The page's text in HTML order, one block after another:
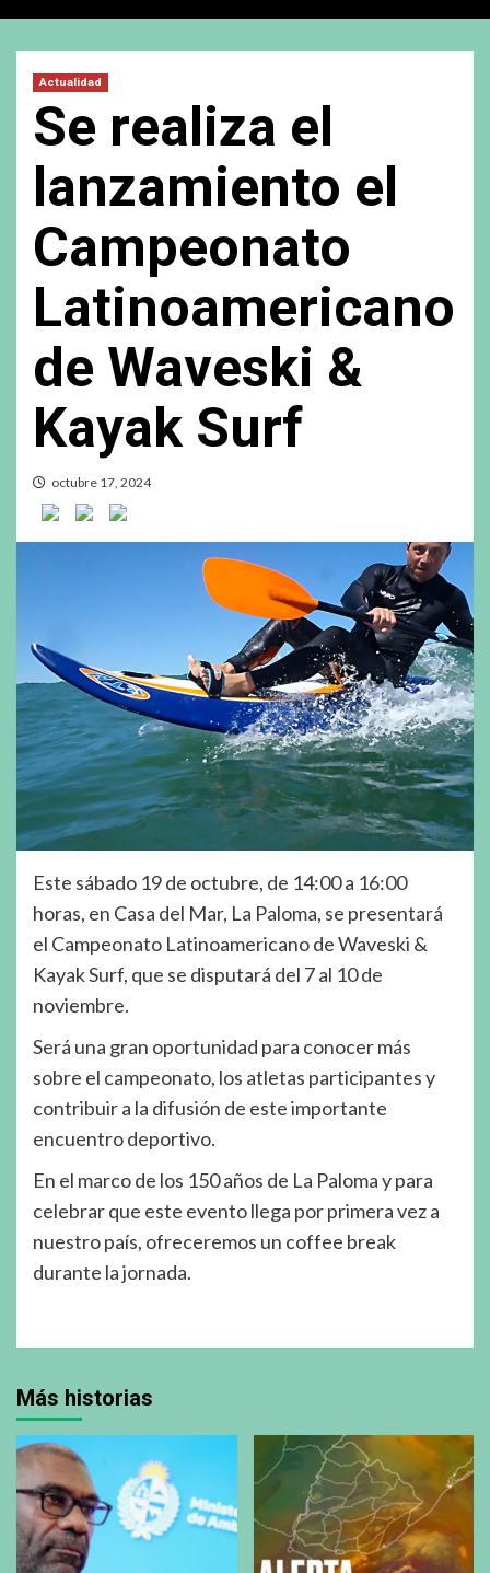
Actualidad
Se realiza el
lanzamiento el
Campeonato
Latinoamericano
de Waveski &
Kayak Surf
octubre 17, 2024
Este sábado 19 de octubre, de 14:00 a 16:00
horas, en Casa del Mar, La Paloma, se presentará
el Campeonato Latinoamericano de Waveski &
Kayak Surf, que se disputará del 7 al 10 de
noviembre.
Será una gran oportunidad para conocer más
sobre el campeonato, los atletas participantes y
contribuir a la difusión de este importante
encuentro deportivo.
En el marco de los 150 años de La Paloma y para
celebrar que este evento llega por primera vez a
nuestro país, ofreceremos un coffee break
durante la jornada.
Más historias